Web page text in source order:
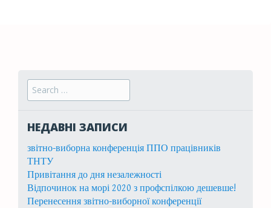
Search for:
НЕДАВНІ ЗАПИСИ
звітно-виборна конференція ППО працівників
ТНТУ
Привітання до дня незалежності
Відпочинок на морі 2020 з профспілкою дешевше!
Перенесення звітно-виборної конференції